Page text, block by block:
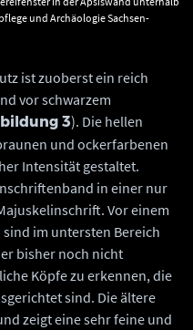
und Archäologie Sachsen-
ist zuoberst ein reich
vor schwarzem
3). Die hellen
und ockerfarbenen
Intensität gestaltet.
in einer nur
Vor einem
im untersten Bereich
bisher noch nicht
Köpfe zu erkennen, die
sind. Die ältere
zeigt eine sehr feine und